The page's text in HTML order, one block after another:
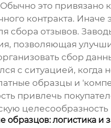
это привязано
контракта. Иначе
сбора отзывов.
позволяющая
сбор
с ситуацией, когда
образцы и
привлечь
образцов: логистика и